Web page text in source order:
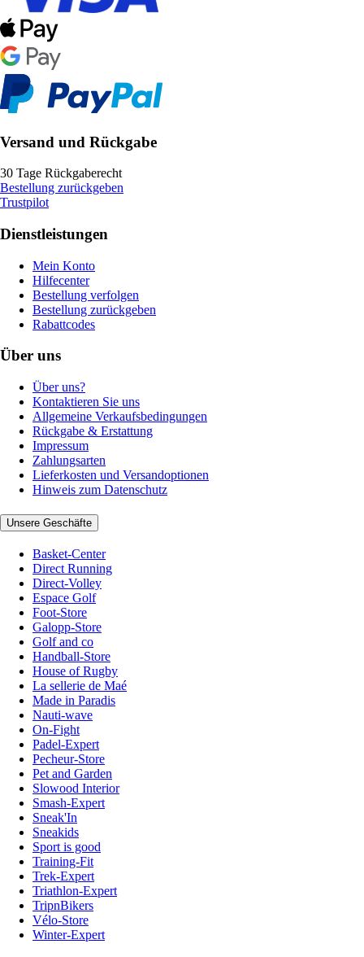
Versand und Rückgabe
30 Tage Rückgaberecht
Bestellung zurückgeben
Trustpilot
Dienstleistungen
Mein Konto
Hilfecenter
Bestellung verfolgen
Bestellung zurückgeben
Rabattcodes
Über uns
Über uns?
Kontaktieren Sie uns
Allgemeine Verkaufsbedingungen
Rückgabe & Erstattung
Impressum
Zahlungsarten
Lieferkosten und Versandoptionen
Hinweis zum Datenschutz
Unsere Geschäfte
Basket-Center
Direct Running
Direct-Volley
Espace Golf
Foot-Store
Galopp-Store
Golf and co
Handball-Store
House of Rugby
La sellerie de Maé
Made in Paradis
Nauti-wave
On-Fight
Padel-Expert
Pecheur-Store
Pet and Garden
Slowood Interior
Smash-Expert
Sneak'In
Sneakids
Sport is good
Training-Fit
Trek-Expert
Triathlon-Expert
TripnBikers
Vélo-Store
Winter-Expert